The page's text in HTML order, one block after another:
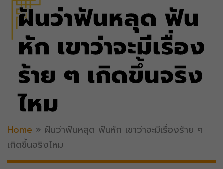
ฝันว่าฟันหลุด ฟัน
หัก เขาว่าจะมีเรื่อง
ร้าย ๆ เกิดขึ้นจริง
ไหม
Home » ฝันว่าฟันหลุด ฟันหัก เขาว่าจะมีเรื่องร้าย ๆ
เกิดขึ้นจริงไหม